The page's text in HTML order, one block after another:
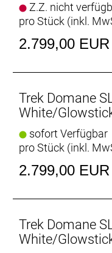
Gangschaltung:
größtem Ritzel
Schalthebel:
Shimano 105
Hinterradbremse:
Center Lock
Max.
Center Lock
Z.Z. nicht
pro Stück (inkl.
2.799,00 EUR
Trek Domane
White/
sofort Verfügbar
pro Stück (inkl.
2.799,00 EUR
Trek Domane
White/